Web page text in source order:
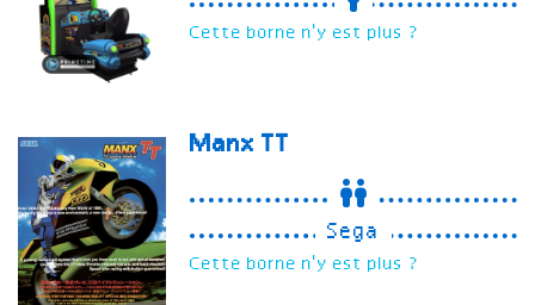
Cette borne n'y est plus ?
Manx TT
Sega
Cette borne n'y est plus ?